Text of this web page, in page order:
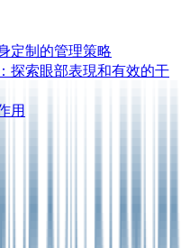
定制的管理策略
探索眼部表現和有效的干
用